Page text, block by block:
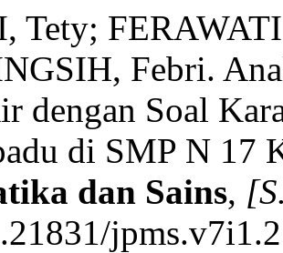
Tety;
Febri.
dengan Soal
di SMP N 17
dan Sains,